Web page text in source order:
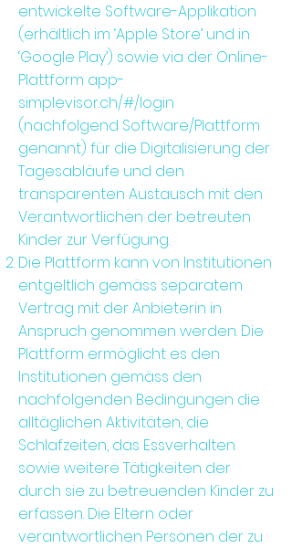
entwickelte Software-Applikation
(erhältlich im ‘Apple Store’ und in
‘Google Play’) sowie via der Online-
Plattform app-
simplevisor.ch/#/login
(nachfolgend Software/Plattform
genannt) für die Digitalisierung der
Tagesabläufe und den
transparenten Austausch mit den
Verantwortlichen der betreuten
Kinder zur Verfügung.
Die Plattform kann von Institutionen
entgeltlich gemäss separatem
Vertrag mit der Anbieterin in
Anspruch genommen werden. Die
Plattform ermöglicht es den
Institutionen gemäss den
nachfolgenden Bedingungen die
alltäglichen Aktivitäten, die
Schlafzeiten, das Essverhalten
sowie weitere Tätigkeiten der
durch sie zu betreuenden Kinder zu
erfassen. Die Eltern oder
verantwortlichen Personen der zu